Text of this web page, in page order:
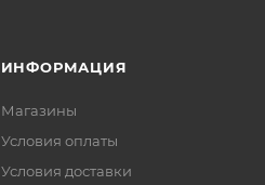
ИНФОРМАЦИЯ
Магазины
Условия оплаты
Условия доставки